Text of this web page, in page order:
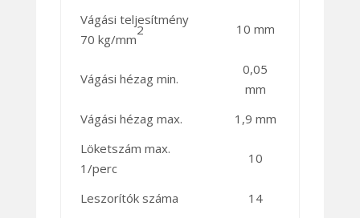
Vágási teljesítmény
70 kg/mm
2 10 mm
Vágási hézag min.
0,05
mm
Vágási hézag max.
1,9 mm
Löketszám max.
1/perc
10
Leszorítók száma
14